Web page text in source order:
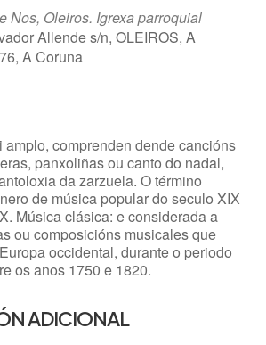
Nos, Oleiros. Igrexa parroquial
Allende s/n, OLEIROS, A
A Coruna
amplo, comprenden dende cancións
panxoliñas ou canto do nadal,
da zarzuela. O término
de música popular do seculo XIX
Música clásica: e considerada a
ou composicións musicales que
occidental, durante o periodo
os anos 1750 e 1820.
ADICIONAL